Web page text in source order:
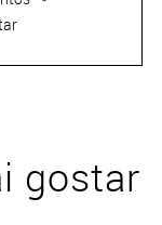
gostar